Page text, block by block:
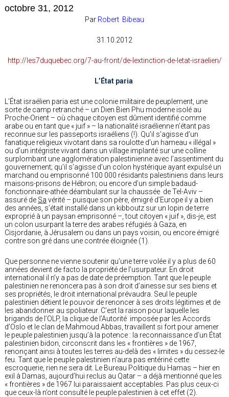
octobre 31, 2012
Par Robert Bibeau
31.10.2012
http://les7duquebec.org/7-au-front/de-lextinction-de-letat-israelien/
L’État paria
L’État israélien paria est une colonie militaire de peuplement, une
sorte de camp retranché – un Dien Bien Phu moderne isolé au
Proche-Orient – où chaque citoyen est dûment identifié comme
arabe ou en tant que « juif » – la nationalité israélienne n’étant pas
reconnue sur les passeports israéliens (!). Qu’il s’agisse d’un
fanatique religieux vivotant dans sa roulotte d’un hameau « illégal »
ou d’un intégriste vivant dans un village implanté sur une colline
surplombant une agglomération palestinienne avec l’assentiment du
gouvernement; qu’il s’agisse d’un colon hystérique ayant expulsé un
marchand ou emprisonné 100 000 résidants palestiniens dans leurs
maisons-prisons de Hébron; ou encore d’un simple badaud-
fonctionnaire-athée déambulant sur la chaussée de Tel-Aviv –
assuré de Sa vérité – puisque son père, émigré d’Europe il y a bien
des années, s’était installé dans un kibboutz sur un lopin de terre
exproprié à un paysan emprisonné –, tout citoyen « juif », dis-je, est
un colon usurpant la terre des arabes réfugiés à Gaza, en
Cisjordanie, à Jérusalem ou dans un pays voisin, ou encore émigré
contre son gré dans une contrée éloignée (1).
Que personne ne vienne soutenir qu’une terre volée il y a plus de 60
années devient de facto la propriété de l’usurpateur. En droit
international il n’y a pas de date de préemption. Tant que le peuple
palestinien ne renoncera pas à son droit d’ainesse sur ses biens et
ses propriétés, le droit international prévaudra. Seul le peuple
palestinien détient le pouvoir de renoncer à ses droits légitimes et de
les abandonner au spoliateur. C’est la raison pour laquelle les
brigands de l’OLP, la clique de l’Autorité imposée par les Accords
d’Oslo et le clan de Mahmoud Abbas, travaillent si fort pour amener
le peuple palestinien jusqu’à la potence : la reconnaissance d’un État
palestinien bidon, circonscrit dans les « frontières » de 1967,
renonçant ainsi à toutes les terres au-delà des « limites » du cessez-le
feu. Tant que le peuple palestinien n’aura pas entériné cette
escroquerie, rien ne sera dit. Le Bureau Politique du Hamas – hier en
exil à Damas, aujourd’hui reclus au Qatar – a déjà mentionné que les
« frontières » de 1967 lui paraissaient acceptables. Pas plus ceux-ci
que ceux-là n’ont consulté le peuple palestinien à cet effet (2).